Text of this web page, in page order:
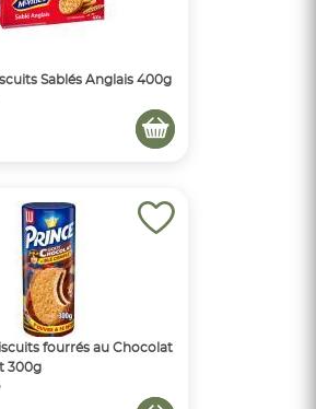
Sablés Anglais 400g
fourrés au Chocolat
300g